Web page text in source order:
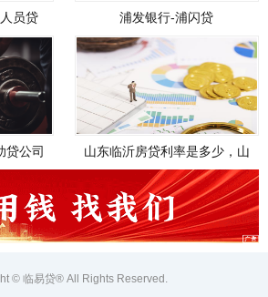
员贷
职人员
浦发银行-浦闪贷
贷公司
需求
山东临沂房贷利率是多少，山
东临沂房贷利率是多少钱
© 临易贷® All Rights Reserved.